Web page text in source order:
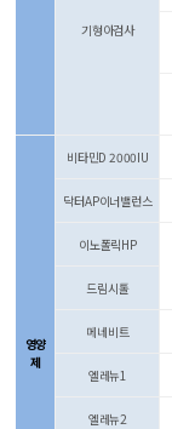
기형아검사
영양
제
비타민D 2000IU
닥터AP이너밸런스
이노폴릭HP
드림시톨
메네비트
엘레뉴1
엘레뉴2